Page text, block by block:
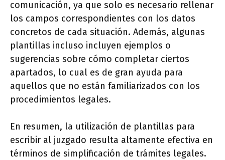
comunicación, ya que solo es necesario rellenar
los campos correspondientes con los datos
concretos de cada situación. Además, algunas
plantillas incluso incluyen ejemplos o
sugerencias sobre cómo completar ciertos
apartados, lo cual es de gran ayuda para
aquellos que no están familiarizados con los
procedimientos legales.
En resumen, la utilización de plantillas para
escribir al juzgado resulta altamente efectiva en
términos de simplificación de trámites legales.